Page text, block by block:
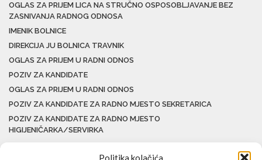
Politika kolačića
OGLAS ZA PRIJEM LICA NA STRUČNO OSPOSOBLJAVANJE BEZ
ZASNIVANJA RADNOG ODNOSA
IMENIK BOLNICE
DIREKCIJA JU BOLNICA TRAVNIK
OGLAS ZA PRIJEM U RADNI ODNOS
POZIV ZA KANDIDATE
OGLAS ZA PRIJEM U RADNI ODNOS
POZIV ZA KANDIDATE ZA RADNO MJESTO SEKRETARICA
POZIV ZA KANDIDATE ZA RADNO MJESTO
HIGIJENIČARKA/SERVIRKA